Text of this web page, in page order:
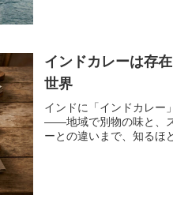
インドカレーは存
世界
インドに「インドカレー
——地域で別物の味と、
ーとの違いまで、知るほ